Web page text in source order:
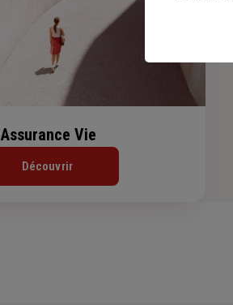
Assurance Vie
Découvrir